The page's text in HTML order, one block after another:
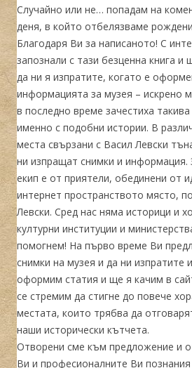
Случайно или не… попадам на
деня, в който отбелязваме
Благодаря Ви за написаното! С
запознали с тази безценна книга
да ни я изпратите, когато е
информацията за музея – искрено
в последно време зачестиха
именно с подобни истории. В
места свързани с Васил Левски
ни изпращат снимки и
екип е от приятели, обединени от
интернет пространството място,
Левски. Сред нас няма историци и
културни институции и
помогнем! На първо време Ви
снимки на музея и да ни
оформим статия и ще я качим в
се стремим да стигне до повече
местата, които трябва да
наши исторически кътчета.
Отворени сме към предложение и
Ви и професионалните Ви